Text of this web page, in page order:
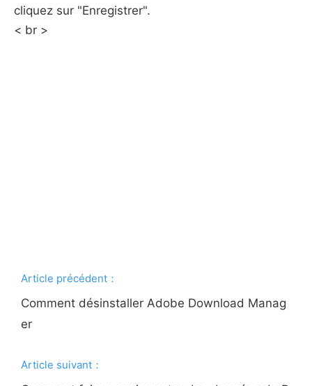
cliquez sur "Enregistrer".
< br >
Article précédent：
Comment désinstaller Adobe Download Manag
er
Article suivant：